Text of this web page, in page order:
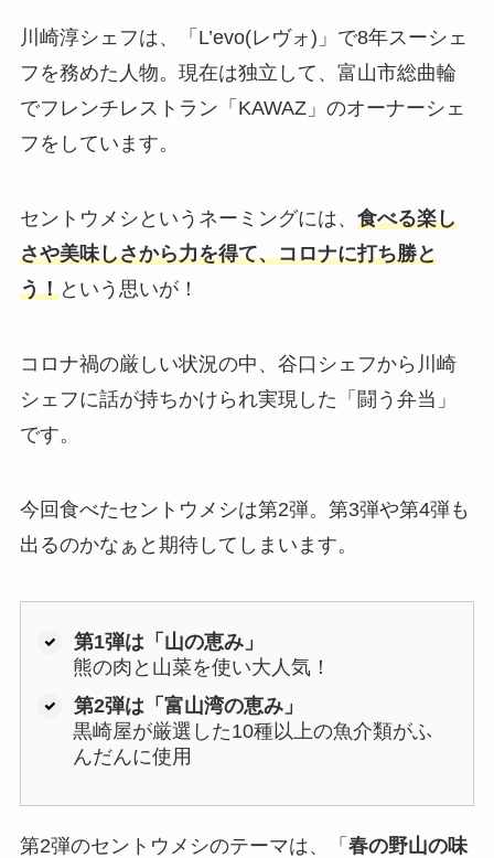
川崎淳シェフは、「L’evo(レヴォ)」で8年スーシェ
フを務めた人物。現在は独立して、富山市総曲輪
でフレンチレストラン「KAWAZ」のオーナーシェ
フをしています。
セントウメシというネーミングには、 食べる楽し
さや美味しさから力を得て、コロナに打ち勝と
う！という思いが！
コロナ禍の厳しい状況の中、谷口シェフから川崎
シェフに話が持ちかけられ実現した「闘う弁当」
です。
今回食べたセントウメシは第2弾。第3弾や第4弾も
出るのかなぁと期待してしまいます。
第1弾は「山の恵み」
熊の肉と山菜を使い大人気！
第2弾は「富山湾の恵み」
黒崎屋が厳選した10種以上の魚介類がふ
んだんに使用
第2弾のセントウメシのテーマは、「 春の野山の味